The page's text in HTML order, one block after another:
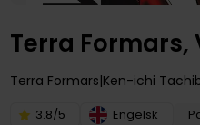
Terra Formars,
Terra Formars Ken-ichi
3.8/5 Engelsk